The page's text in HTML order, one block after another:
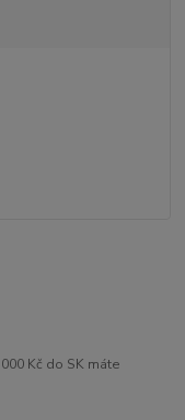
Kč do SK máte